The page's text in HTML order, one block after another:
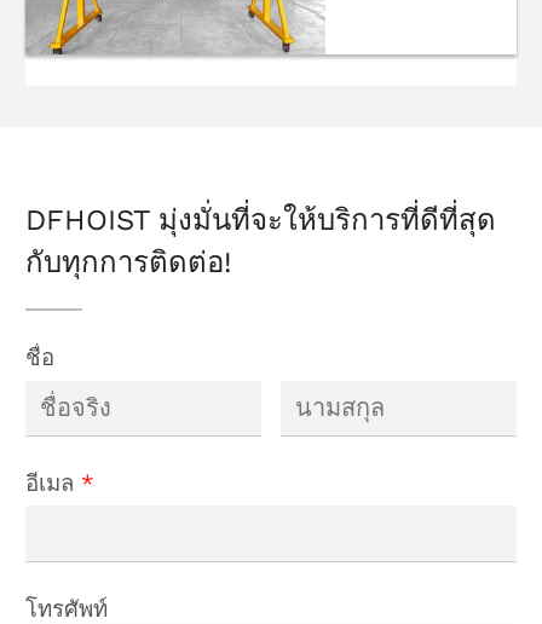
DFHOIST มุ่งมั่นที่จะให้บริการที่ดีที่สุด
กับทุกการติดต่อ!
ชื่อ
อีเมล *
โทรศัพท์